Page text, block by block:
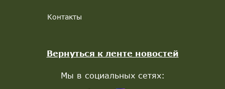
Контакты
Вернуться к ленте новостей
Мы в социальных сетях: